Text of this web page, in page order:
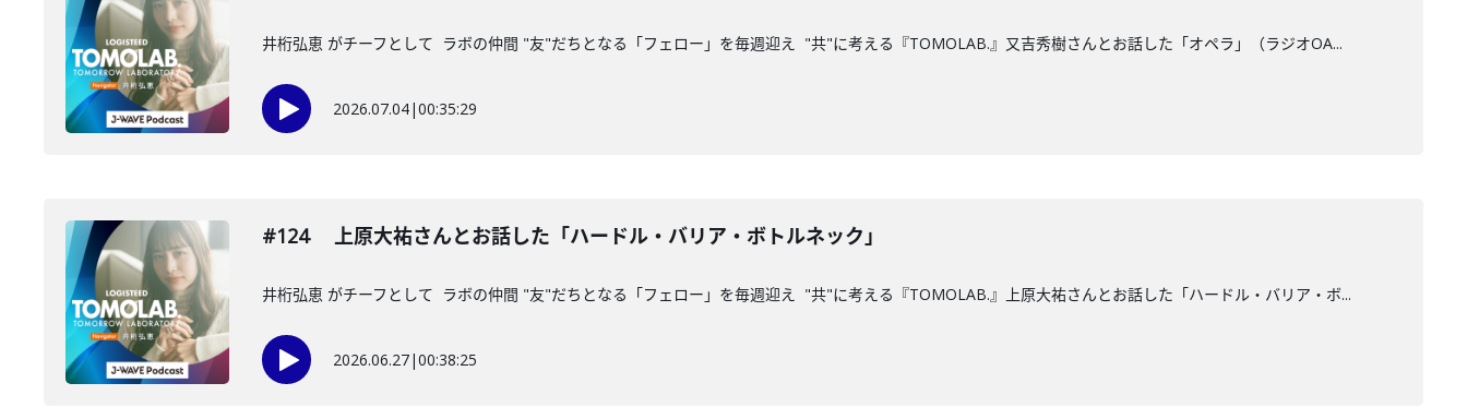
井桁弘恵 がチーフとして ラボの仲間 "友"だちとなる「フェロー」を毎週迎え "共"に考える『TOMOLAB.』又吉秀樹さんとお話した「オペラ」（ラジオOA...
2026.07.04|00:35:29
#124 上原大祐さんとお話した「ハードル・バリア・ボトルネック」
井桁弘恵 がチーフとして ラボの仲間 "友"だちとなる「フェロー」を毎週迎え "共"に考える『TOMOLAB.』上原大祐さんとお話した「ハードル・バリア・ボ...
2026.06.27|00:38:25